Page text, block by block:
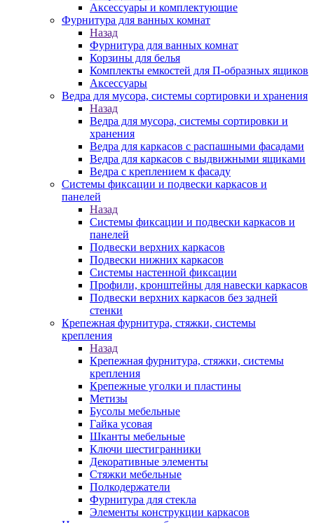
Аксессуары и комплектующие
Фурнитура для ванных комнат
Назад
Фурнитура для ванных комнат
Корзины для белья
Комплекты емкостей для П-образных ящиков
Аксессуары
Ведра для мусора, системы сортировки и хранения
Назад
Ведра для мусора, системы сортировки и
хранения
Ведра для каркасов с распашными фасадами
Ведра для каркасов с выдвижными ящиками
Ведра с креплением к фасаду
Системы фиксации и подвески каркасов и
панелей
Назад
Системы фиксации и подвески каркасов и
панелей
Подвески верхних каркасов
Подвески нижних каркасов
Системы настенной фиксации
Профили, кронштейны для навески каркасов
Подвески верхних каркасов без задней
стенки
Крепежная фурнитура, стяжки, системы
крепления
Назад
Крепежная фурнитура, стяжки, системы
крепления
Крепежные уголки и пластины
Метизы
Бусолы мебельные
Гайка усовая
Шканты мебельные
Ключи шестигранники
Декоративные элементы
Стяжки мебельные
Полкодержатели
Фурнитура для стекла
Элементы конструкции каркасов